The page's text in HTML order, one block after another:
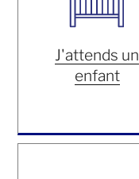
J'attends un
enfant